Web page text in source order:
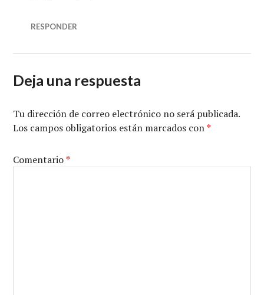
RESPONDER
Deja una respuesta
Tu dirección de correo electrónico no será publicada.
Los campos obligatorios están marcados con*
Comentario*